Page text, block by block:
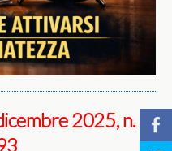
2025, n.
b